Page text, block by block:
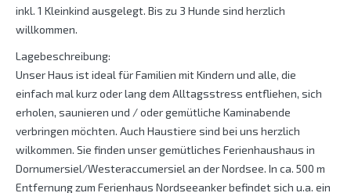
inkl. 1 Kleinkind ausgelegt. Bis zu 3 Hunde sind herzlich
willkommen.
Lagebeschreibung:
Unser Haus ist ideal für Familien mit Kindern und alle, die
einfach mal kurz oder lang dem Alltagsstress entfliehen, sich
erholen, saunieren und / oder gemütliche Kaminabende
verbringen möchten. Auch Haustiere sind bei uns herzlich
wilkommen. Sie finden unser gemütliches Ferienhaushaus in
Dornumersiel/Westeraccumersiel an der Nordsee. In ca. 500 m
Entfernung zum Ferienhaus Nordseeanker befindet sich u.a. ein